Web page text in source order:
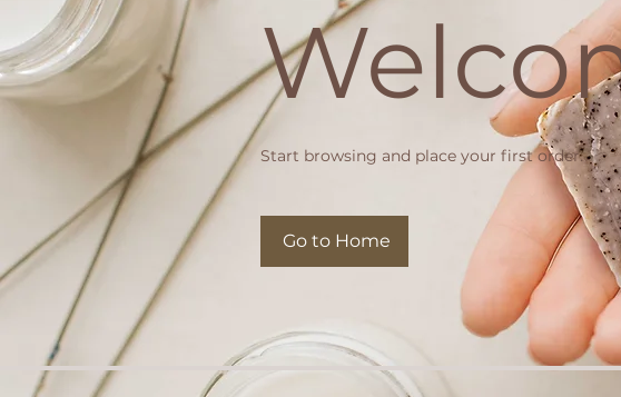
Start browsing and place your first order.
Go to Home